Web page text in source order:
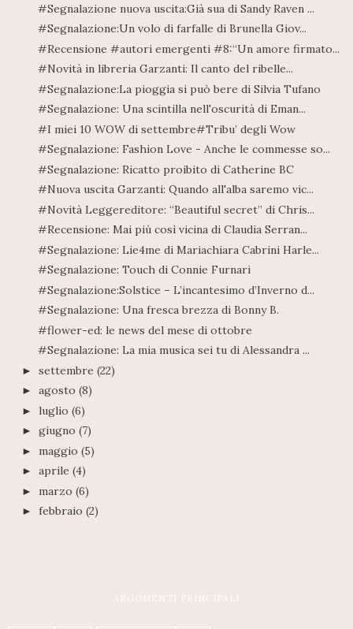
#Segnalazione nuova uscita:Già sua di Sandy Raven ...
#Segnalazione:Un volo di farfalle di Brunella Giov...
#Recensione #autori emergenti #8:“Un amore firmato...
#Novità in libreria Garzanti: Il canto del ribelle...
#Segnalazione:La pioggia si può bere di Silvia Tufano
#Segnalazione: Una scintilla nell'oscurità di Eman...
#I miei 10 WOW di settembre#Tribu’ degli Wow
#Segnalazione: Fashion Love - Anche le commesse so...
#Segnalazione: Ricatto proibito di Catherine BC
#Nuova uscita Garzanti: Quando all'alba saremo vic...
#Novità Leggereditore: “Beautiful secret” di Chris...
#Recensione: Mai più così vicina di Claudia Serran...
#Segnalazione: Lie4me di Mariachiara Cabrini Harle...
#Segnalazione: Touch di Connie Furnari
#Segnalazione:Solstice – L’incantesimo d’Inverno d...
#Segnalazione: Una fresca brezza di Bonny B.
#flower-ed: le news del mese di ottobre
#Segnalazione: La mia musica sei tu di Alessandra ...
► settembre (22)
► agosto (8)
► luglio (6)
► giugno (7)
► maggio (5)
► aprile (4)
► marzo (6)
► febbraio (2)
ARGOMENTI PRINCIPALI